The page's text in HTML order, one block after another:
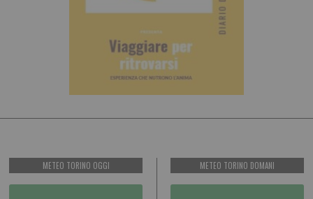
METEO TORINO OGGI METEO TORINO DOMANI